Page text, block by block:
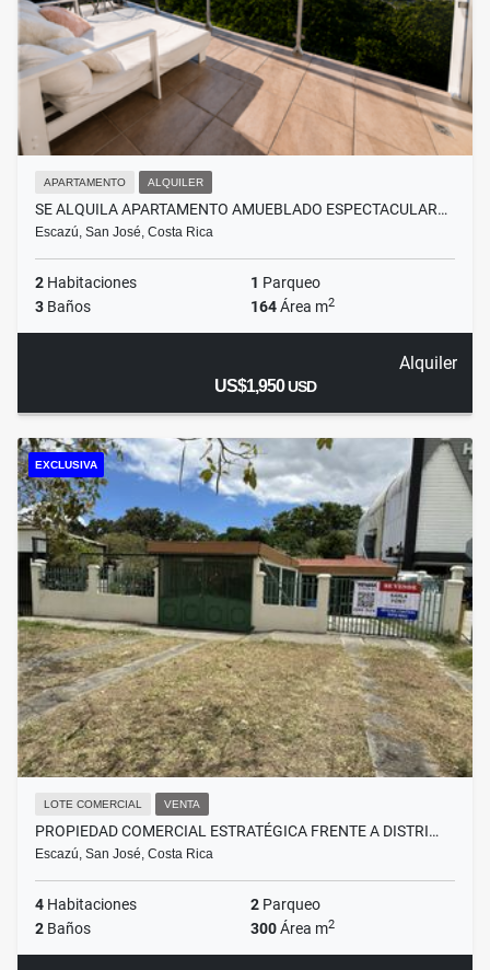
APARTAMENTO ALQUILER
SE ALQUILA APARTAMENTO AMUEBLADO ESPECTACULAR…
Escazú, San José, Costa Rica
2 Habitaciones 1 Parqueo
3 Baños 164Área m2
Alquiler
US$1,950USD
EXCLUSIVA
LOTE COMERCIAL VENTA
PROPIEDAD COMERCIAL ESTRATÉGICA FRENTE A DISTRI…
Escazú, San José, Costa Rica
4 Habitaciones 2 Parqueo
2 Baños 300Área m2